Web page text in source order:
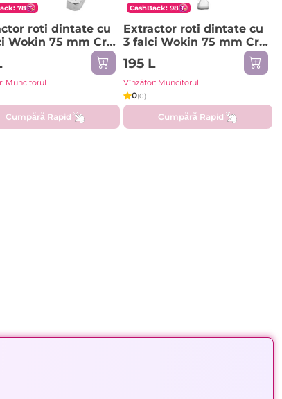
78
roti dintate cu
Wokin 75 mm Cr-
Muncitorul
Cumpără Rapid
CashBack: 98
Extractor roti dintate cu
3 falci Wokin 75 mm Cr-
V (Industrial)
195 L
Vînzător: Muncitorul
0(0)
Cumpără Rapid